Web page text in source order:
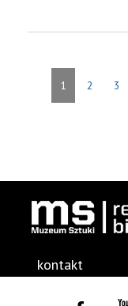
1 2 3
kontakt